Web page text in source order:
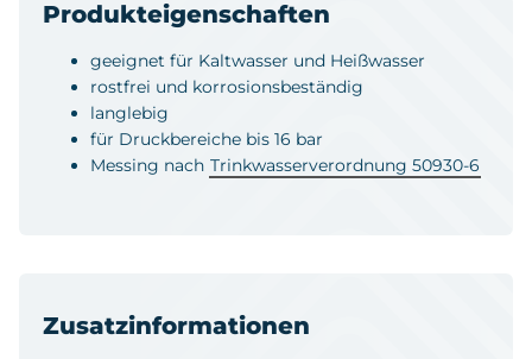
Produkteigenschaften
geeignet für Kaltwasser und Heißwasser
rostfrei und korrosionsbeständig
langlebig
für Druckbereiche bis 16 bar
Messing nach Trinkwasserverordnung 50930-6
Zusatzinformationen